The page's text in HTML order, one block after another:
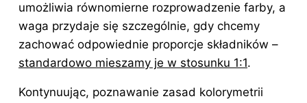
umożliwia równomierne rozprowadzenie farby, a
waga przydaje się szczególnie, gdy chcemy
zachować odpowiednie proporcje składników –
standardowo mieszamy je w stosunku 1:1.
Kontynuując, poznawanie zasad kolorymetrii